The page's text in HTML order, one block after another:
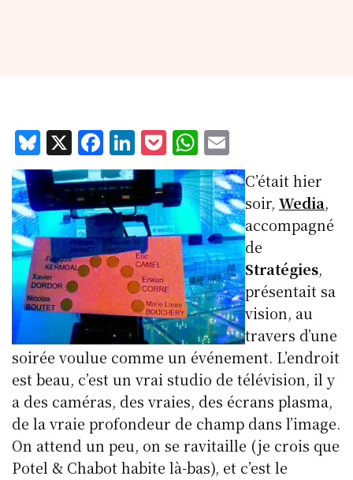
Bl
u
e
s
k
y
X F
a
c
e
b
o
o
k
Li
n
k
e
d
I
n
P
o
c
k
et
W
h
at
s
A
p
p
m
ai
l
C’était hier
soir,Wedia,
accompagné
de
Stratégies,
présentait sa
vision, au
travers d’une
soirée voulue comme un événement. L’endroit
est beau, c’est un vrai studio de télévision, il y
a des caméras, des vraies, des écrans plasma,
de la vraie profondeur de champ dans l’image.
On attend un peu, on se ravitaille (je crois que
Potel & Chabot habite là-bas), et c’est le